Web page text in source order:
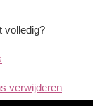
volledig?
verwijderen